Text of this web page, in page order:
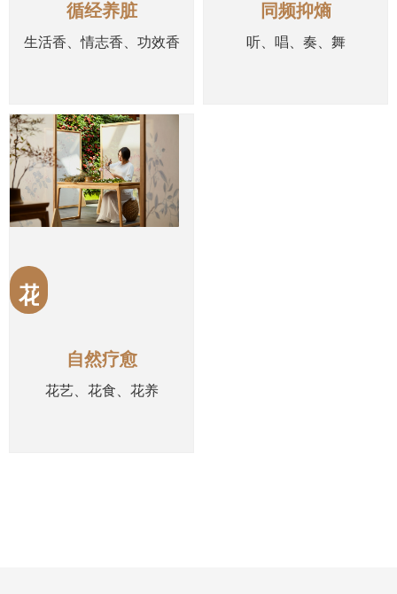
循经养脏
生活香、情志香、功效香
同频抑熵
听、唱、奏、舞
花
自然疗愈
花艺、花食、花养